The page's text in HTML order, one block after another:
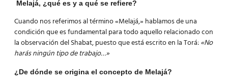
Melajá, ¿qué es y a qué se refiere?
Cuando nos referimos al término «Melajá,» hablamos de una
condición que es fundamental para todo aquello relacionado con
la observación del Shabat, puesto que está escrito en la Torá:«No
harás ningún tipo de trabajo…»
¿De dónde se origina el concepto de Melajá?